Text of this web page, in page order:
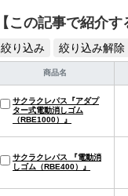
【この記事で紹介す
絞り込み 絞り込み解除
商品名
サクラクレパス『アダプ
ター式電動消しゴム
（RBE1000）』
サクラクレパス 『電動消
しゴム（RBE400）』